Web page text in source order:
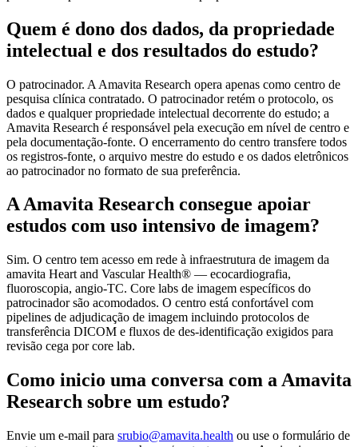
Quem é dono dos dados, da propriedade
intelectual e dos resultados do estudo?
O patrocinador. A Amavita Research opera apenas como centro de
pesquisa clínica contratado. O patrocinador retém o protocolo, os
dados e qualquer propriedade intelectual decorrente do estudo; a
Amavita Research é responsável pela execução em nível de centro e
pela documentação-fonte. O encerramento do centro transfere todos
os registros-fonte, o arquivo mestre do estudo e os dados eletrônicos
ao patrocinador no formato de sua preferência.
A Amavita Research consegue apoiar
estudos com uso intensivo de imagem?
Sim. O centro tem acesso em rede à infraestrutura de imagem da
amavita Heart and Vascular Health® — ecocardiografia,
fluoroscopia, angio-TC. Core labs de imagem específicos do
patrocinador são acomodados. O centro está confortável com
pipelines de adjudicação de imagem incluindo protocolos de
transferência DICOM e fluxos de des-identificação exigidos para
revisão cega por core lab.
Como inicio uma conversa com a Amavita
Research sobre um estudo?
Envie um e-mail para srubio@amavita.health ou use o formulário de